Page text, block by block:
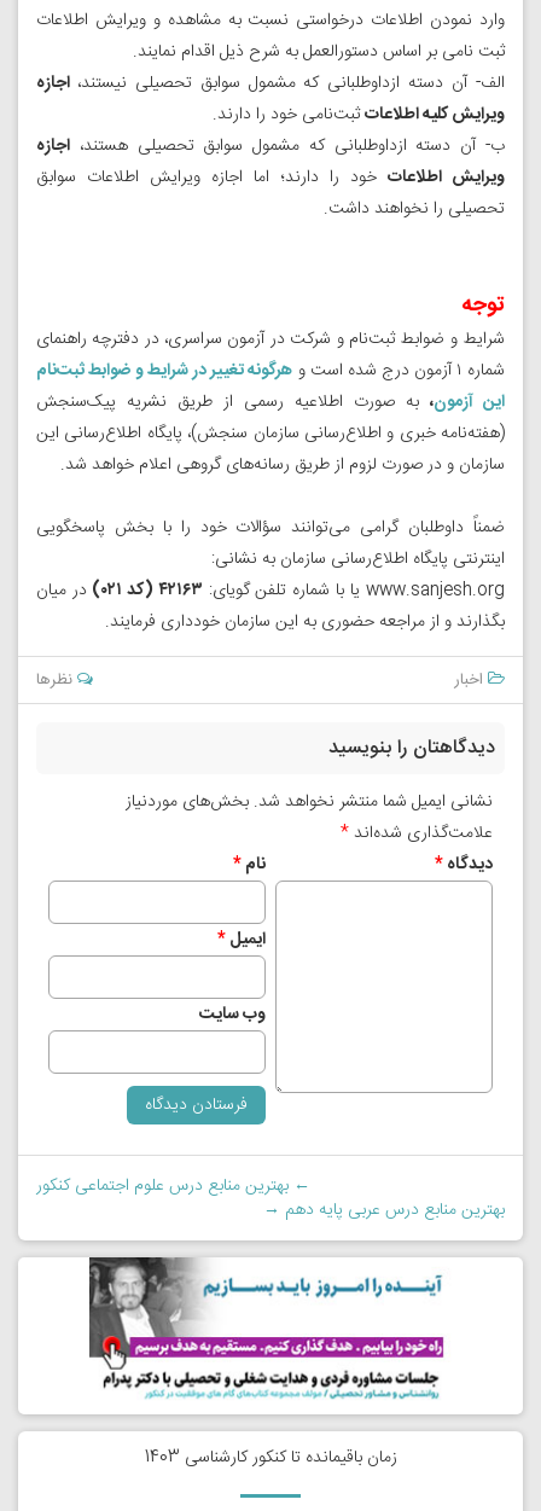
وارد نمودن اطلاعات درخواستی نسبت به مشاهده و ویرایش اطلاعات
ثبت نامی بر اساس دستورالعمل به شرح ذیل اقدام نمایند.
الف- آن دسته ازداوطلبانی که مشمول سوابق تحصیلی نیستند، اجازه
ویرایش کلیه اطلاعاتثبت‌نامی خود را دارند.
ب- آن دسته ازداوطلبانی که مشمول سوابق تحصیلی هستند، اجازه
ویرایش اطلاعات خود را دارند؛ اما اجازه ویرایش اطلاعات سوابق
تحصیلی را نخواهند داشت.
توجه
شرایط و ضوابط ثبت‌نام و شرکت در آزمون سراسری، در دفترچه راهنمای
شماره ۱ آزمون درج شده است و
هرگونه‌ تغییر‌ در شرایط و ضوابط ثبت‌نام
این آزمون، به صورت اطلاعیه رسمی از طریق‌ نشریه پیک‌‌سنجش‌
(هفته‌نامه خبری‌ و اطلاع‌رسانی‌ سازمان ‌سنجش‌)، پایگاه اطلاع‌رسانی این
سازمان و در صورت لزوم ‌از طریق رسانه‌های گروهی ‌اعلام ‌خواهد شد.
ضمناً داوطلبان گرامی می‌توانند سؤالات خود را با بخش پاسخگویی
اینترنتی پایگاه اطلاع‌رسانی سازمان به نشانی:
www.sanjesh.orgیا با شماره‌ تلفن گویای‌: ۴۲۱۶۳ (کد ۰۲۱)
در میان
بگذارند و از مراجعه حضوری به این سازمان خودداری فرمایند.
اخبار نظرها
دیدگاهتان را بنویسید
نشانی ایمیل شما منتشر نخواهد شد. بخش‌های موردنیاز
علامت‌گذاری شده‌اند*
دیدگاه* نام*
ایمیل*
وب‌ سایت
← بهترین منابع درس علوم اجتماعی کنکور
بهترین منابع درس عربی پایه دهم →
زمان باقیمانده تا کنکور کارشناسی 1403